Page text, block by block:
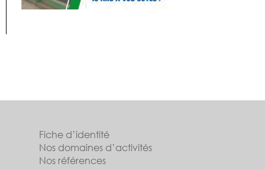
Fiche d’identité
Nos domaines d’activités
Nos références